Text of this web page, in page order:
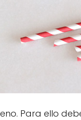
Para ello